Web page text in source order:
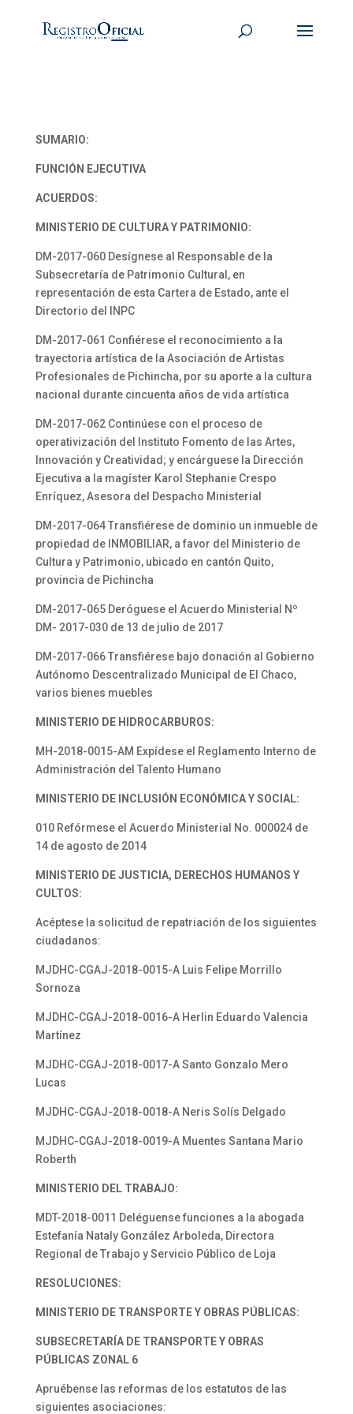
SUMARIO:
FUNCIÓN EJECUTIVA
ACUERDOS:
MINISTERIO DE CULTURA Y PATRIMONIO:
DM-2017-060 Desígnese al Responsable de la
Subsecretaría de Patrimonio Cultural, en
representación de esta Cartera de Estado, ante el
Directorio del INPC
DM-2017-061 Confiérese el reconocimiento a la
trayectoria artística de la Asociación de Artistas
Profesionales de Pichincha, por su aporte a la cultura
nacional durante cincuenta años de vida artística
DM-2017-062 Continúese con el proceso de
operativización del Instituto Fomento de las Artes,
Innovación y Creatividad; y encárguese la Dirección
Ejecutiva a la magíster Karol Stephanie Crespo
Enríquez, Asesora del Despacho Ministerial
DM-2017-064 Transfiérese de dominio un inmueble de
propiedad de INMOBILIAR, a favor del Ministerio de
Cultura y Patrimonio, ubicado en cantón Quito,
provincia de Pichincha
DM-2017-065 Deróguese el Acuerdo Ministerial Nº
DM- 2017-030 de 13 de julio de 2017
DM-2017-066 Transfiérese bajo donación al Gobierno
Autónomo Descentralizado Municipal de El Chaco,
varios bienes muebles
MINISTERIO DE HIDROCARBUROS:
MH-2018-0015-AM Expídese el Reglamento Interno de
Administración del Talento Humano
MINISTERIO DE INCLUSIÓN ECONÓMICA Y SOCIAL:
010 Refórmese el Acuerdo Ministerial No. 000024 de
14 de agosto de 2014
MINISTERIO DE JUSTICIA, DERECHOS HUMANOS Y
CULTOS:
Acéptese la solicitud de repatriación de los siguientes
ciudadanos:
MJDHC-CGAJ-2018-0015-A Luis Felipe Morrillo
Sornoza
MJDHC-CGAJ-2018-0016-A Herlin Eduardo Valencia
Martínez
MJDHC-CGAJ-2018-0017-A Santo Gonzalo Mero
Lucas
MJDHC-CGAJ-2018-0018-A Neris Solís Delgado
MJDHC-CGAJ-2018-0019-A Muentes Santana Mario
Roberth
MINISTERIO DEL TRABAJO:
MDT-2018-0011 Deléguense funciones a la abogada
Estefanía Nataly González Arboleda, Directora
Regional de Trabajo y Servicio Público de Loja
RESOLUCIONES:
MINISTERIO DE TRANSPORTE Y OBRAS PÚBLICAS:
SUBSECRETARÍA DE TRANSPORTE Y OBRAS
PÚBLICAS ZONAL 6
Apruébense las reformas de los estatutos de las
siguientes asociaciones: